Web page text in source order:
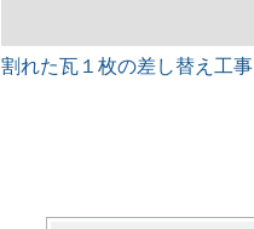
割れた瓦１枚の差し替え工事